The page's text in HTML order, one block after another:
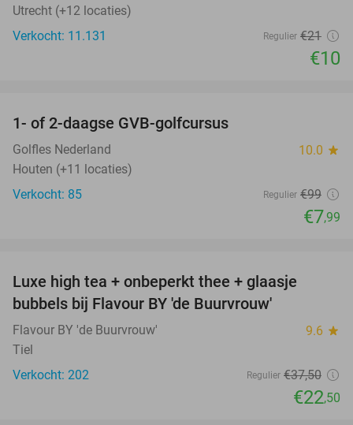
Utrecht (+12 locaties)
Verkocht: 11.131
Regulier €21
€10
1- of 2-daagse GVB-golfcursus
Golfles Nederland 10.0 star
Houten (+11 locaties)
Verkocht: 85
Regulier €99
€7,99
Luxe high tea + onbeperkt thee + glaasje
bubbels bij Flavour BY 'de Buurvrouw'
Flavour BY 'de Buurvrouw' 9.6 star
Tiel
Verkocht: 202
Regulier €37,50
€22,50